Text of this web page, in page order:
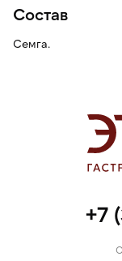
Состав
Семга.
+7